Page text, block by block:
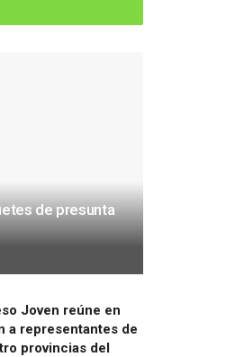
de presunta
Joven reúne en
a representantes de
provincias del